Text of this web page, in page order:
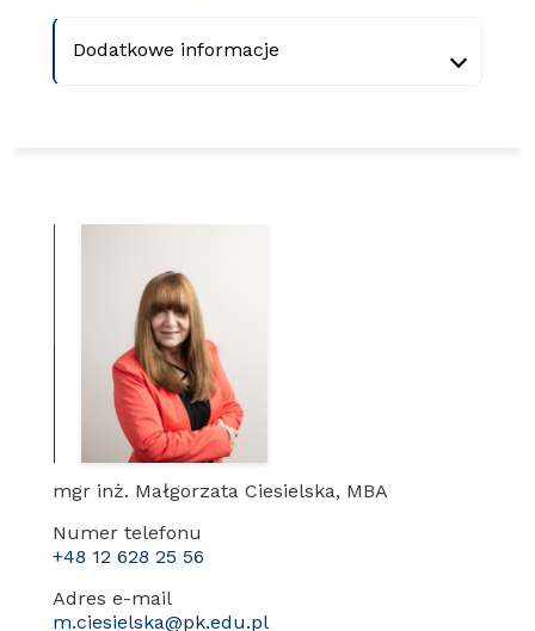
Dodatkowe informacje
mgr inż. Małgorzata Ciesielska, MBA
Numer telefonu
+48 12 628 25 56
Adres e-mail
m.ciesielska@pk.edu.pl